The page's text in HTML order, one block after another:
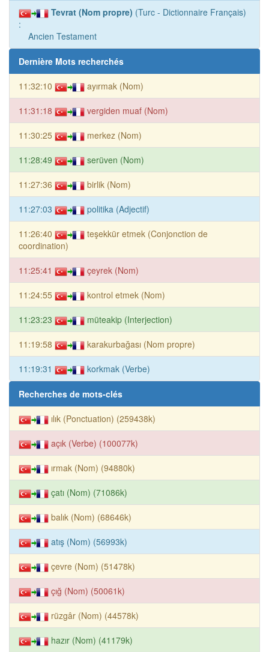
Tevrat (Nom propre) (Turc - Dictionnaire Français)
:
Ancien Testament
Dernière Mots recherchés
11:32:10 ayırmak (Nom)
11:31:18 vergiden muaf (Nom)
11:30:25 merkez (Nom)
11:28:49 serüven (Nom)
11:27:36 birlik (Nom)
11:27:03 politika (Adjectif)
11:26:40
teşekkür etmek (Conjonction de
coordination)
11:25:41 çeyrek (Nom)
11:24:55 kontrol etmek (Nom)
11:23:23 müteakip (Interjection)
11:19:58 karakurbağası (Nom propre)
11:19:31 korkmak (Verbe)
Recherches de mots-clés
ılık (Ponctuation) (259438k)
açık (Verbe) (100077k)
ırmak (Nom) (94880k)
çatı (Nom) (71086k)
balık (Nom) (68646k)
atış (Nom) (56993k)
çevre (Nom) (51478k)
çığ (Nom) (50061k)
rüzgâr (Nom) (44578k)
hazır (Nom) (41179k)